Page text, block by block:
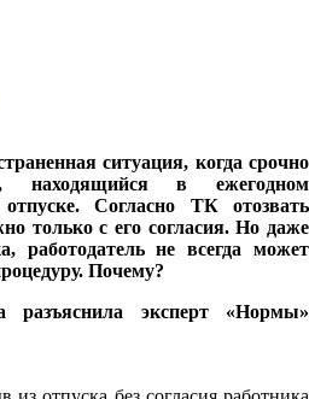
ситуация, когда срочно
находящийся в ежегодном
Согласно ТК отозвать
только с его согласия. Но даже
работодатель не всегда может
Почему?
разъяснила эксперт «Нормы»